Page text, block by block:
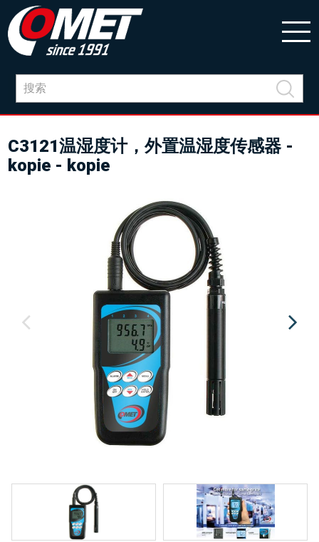
C3121温湿度计，外置温湿度传感器 -
kopie - kopie